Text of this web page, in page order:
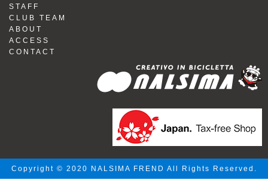
STAFF
CLUB TEAM
ABOUT
ACCESS
CONTACT
Copyright © 2020 NALSIMA FREND All Rights Reserved.